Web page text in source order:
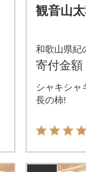
観音山
和歌山県紀
寄付金額
シャキシャ
長の柿!